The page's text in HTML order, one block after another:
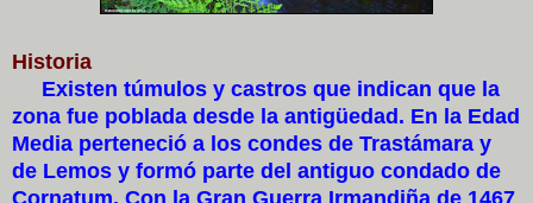
Historia
Existen túmulos y castros que indican que la
zona fue poblada desde la antigüedad. En la Edad
Media perteneció a los condes de Trastámara y
de Lemos y formó parte del antiguo condado de
Cornatum. Con la Gran Guerra Irmandiña de 1467